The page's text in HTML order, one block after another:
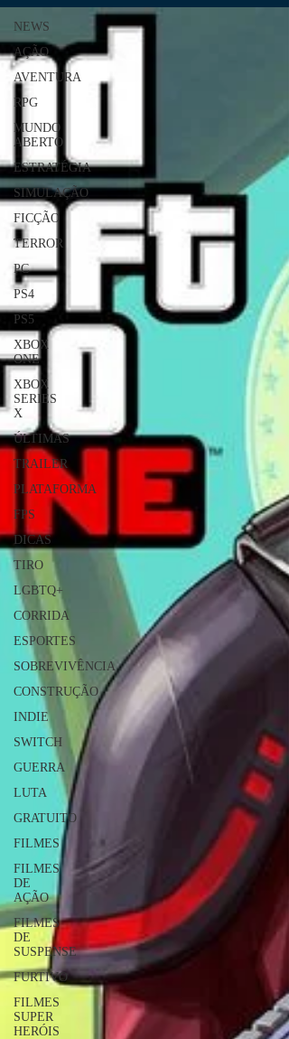
NEWS
AÇÃO
AVENTURA
RPG
MUNDO
ABERTO
ESTRATÉGIA
SIMULAÇÃO
FICÇÃO
TERROR
PC
PS4
PS5
XBOX
ONE
XBOX
SERIES
X
ÚLTIMAS
TRAILER
PLATAFORMA
FPS
DICAS
TIRO
LGBTQ+
CORRIDA
ESPORTES
SOBREVIVÊNCIA
CONSTRUÇÃO
INDIE
SWITCH
GUERRA
LUTA
GRATUITO
FILMES
FILMES
DE
AÇÃO
FILMES
DE
SUSPENSE
FURTIVO
FILMES
SUPER
HERÓIS